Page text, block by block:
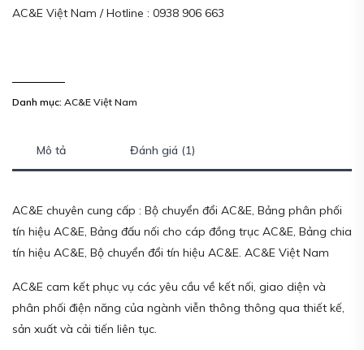
AC&E Việt Nam / Hotline : 0938 906 663
Danh mục: AC&E Việt Nam
Mô tả Đánh giá (1)
AC&E chuyên cung cấp : Bộ chuyển đổi AC&E, Bảng phân phối
tín hiệu AC&E, Bảng đấu nối cho cáp đồng trục AC&E, Bảng chia
tín hiệu AC&E, Bộ chuyển đổi tín hiệu AC&E. AC&E Việt Nam
AC&E cam kết phục vụ các yêu cầu về kết nối, giao diện và
phân phối điện năng của ngành viễn thông thông qua thiết kế,
sản xuất và cải tiến liên tục.